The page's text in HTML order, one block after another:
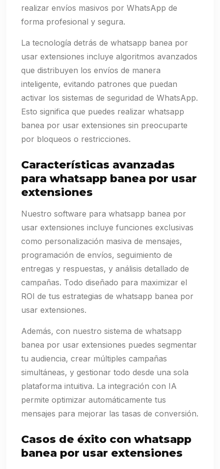
realizar envíos masivos por WhatsApp de
forma profesional y segura.
La tecnología detrás de whatsapp banea por
usar extensiones incluye algoritmos avanzados
que distribuyen los envíos de manera
inteligente, evitando patrones que puedan
activar los sistemas de seguridad de WhatsApp.
Esto significa que puedes realizar whatsapp
banea por usar extensiones sin preocuparte
por bloqueos o restricciones.
Características avanzadas
para whatsapp banea por usar
extensiones
Nuestro software para whatsapp banea por
usar extensiones incluye funciones exclusivas
como personalización masiva de mensajes,
programación de envíos, seguimiento de
entregas y respuestas, y análisis detallado de
campañas. Todo diseñado para maximizar el
ROI de tus estrategias de whatsapp banea por
usar extensiones.
Además, con nuestro sistema de whatsapp
banea por usar extensiones puedes segmentar
tu audiencia, crear múltiples campañas
simultáneas, y gestionar todo desde una sola
plataforma intuitiva. La integración con IA
permite optimizar automáticamente tus
mensajes para mejorar las tasas de conversión.
Casos de éxito con whatsapp
banea por usar extensiones